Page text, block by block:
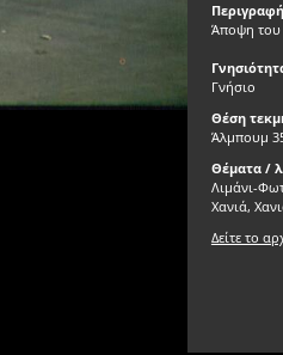
Περιγραφή
Άποψη του
Γνήσιο
Θέση
Άλμπουμ
Θέματα /
Λιμάνι-
Χανιά,
Δείτε το